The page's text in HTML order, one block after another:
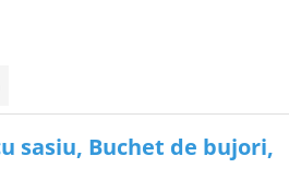
sasiu, Buchet de bujori,